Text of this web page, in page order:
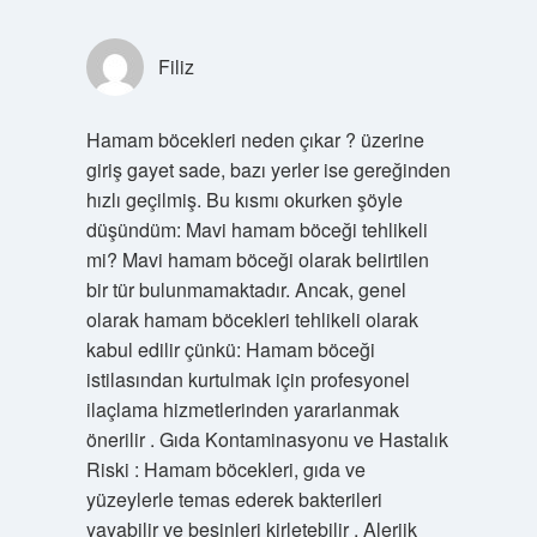
Filiz
Hamam böcekleri neden çıkar ? üzerine
giriş gayet sade, bazı yerler ise gereğinden
hızlı geçilmiş. Bu kısmı okurken şöyle
düşündüm: Mavi hamam böceği tehlikeli
mi? Mavi hamam böceği olarak belirtilen
bir tür bulunmamaktadır. Ancak, genel
olarak hamam böcekleri tehlikeli olarak
kabul edilir çünkü: Hamam böceği
istilasından kurtulmak için profesyonel
ilaçlama hizmetlerinden yararlanmak
önerilir . Gıda Kontaminasyonu ve Hastalık
Riski : Hamam böcekleri, gıda ve
yüzeylerle temas ederek bakterileri
yayabilir ve besinleri kirletebilir . Alerjik